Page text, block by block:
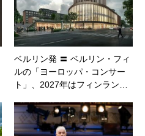
ベルリン発 〓 ベルリン・フィ
ルの「ヨーロッパ・コンサー
ト」、2027年はフィンラン…